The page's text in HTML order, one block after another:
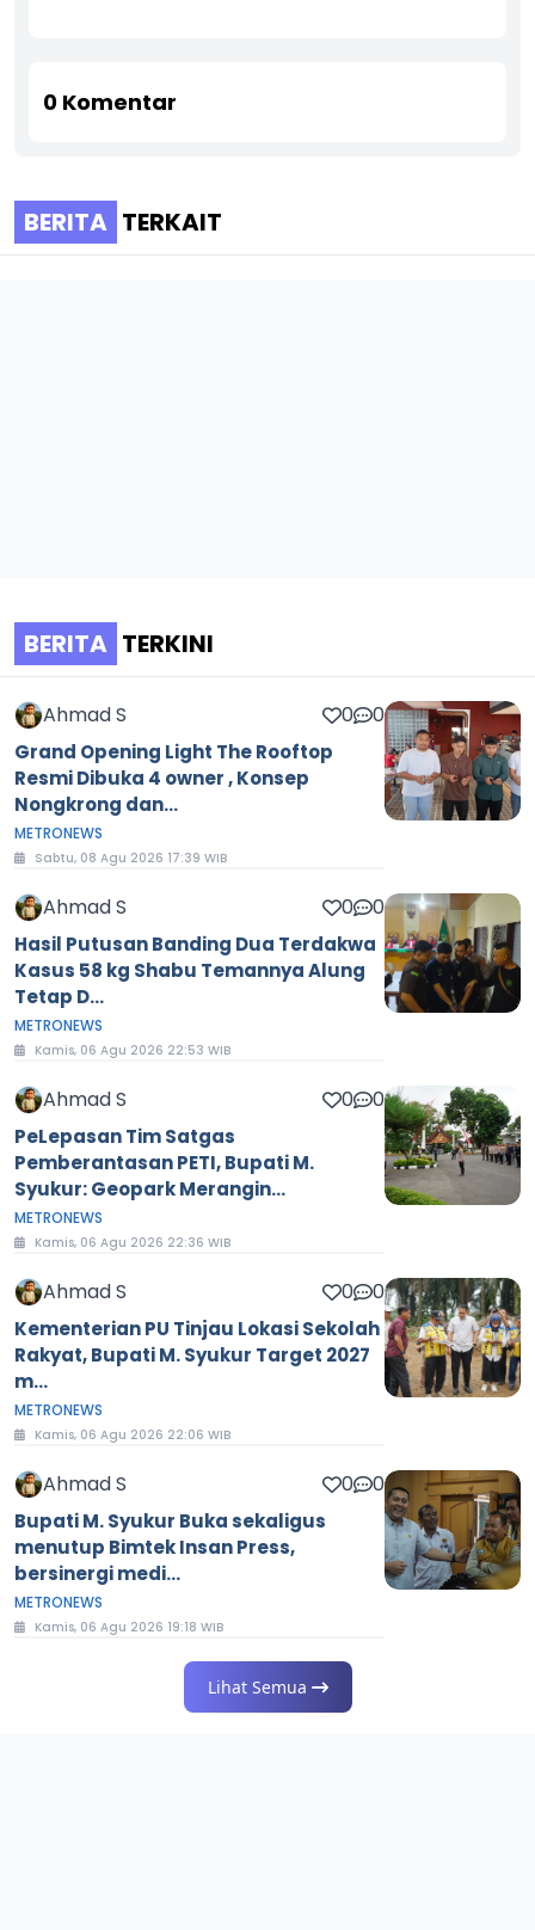
0 Komentar
BERITA TERKAIT
BERITA TERKINI
Ahmad S 0 0
Grand Opening Light The Rooftop
Resmi Dibuka 4 owner , Konsep
Nongkrong dan...
METRONEWS
Sabtu, 08 Agu 2026 17:39 WIB
Ahmad S 0 0
Hasil Putusan Banding Dua Terdakwa
Kasus 58 kg Shabu Temannya Alung
Tetap D...
METRONEWS
Kamis, 06 Agu 2026 22:53 WIB
Ahmad S 0 0
PeLepasan Tim Satgas
Pemberantasan PETI, Bupati M.
Syukur: Geopark Merangin...
METRONEWS
Kamis, 06 Agu 2026 22:36 WIB
Ahmad S 0 0
Kementerian PU Tinjau Lokasi Sekolah
Rakyat, Bupati M. Syukur Target 2027
m...
METRONEWS
Kamis, 06 Agu 2026 22:06 WIB
Ahmad S 0 0
Bupati M. Syukur Buka sekaligus
menutup Bimtek Insan Press,
bersinergi medi...
METRONEWS
Kamis, 06 Agu 2026 19:18 WIB
Lihat Semua